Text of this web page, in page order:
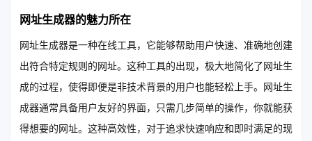
网址生成器的魅力所在
网址生成器是一种在线工具，它能够帮助用户快速、准确地创建
出符合特定规则的网址。这种工具的出现，极大地简化了网址生
成的过程，使得即便是非技术背景的用户也能轻松上手。网址生
成器通常具备用户友好的界面，只需几步简单的操作，你就能获
得想要的网址。这种高效性，对于追求快速响应和即时满足的现